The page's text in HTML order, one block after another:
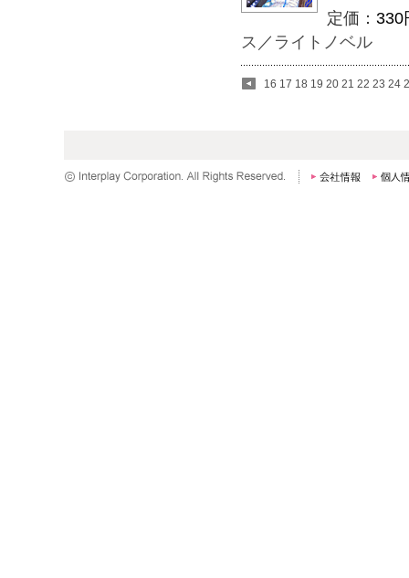
定価： 330
ス ／ ライトノベル
16 17 18 19 20 21 22 23 24